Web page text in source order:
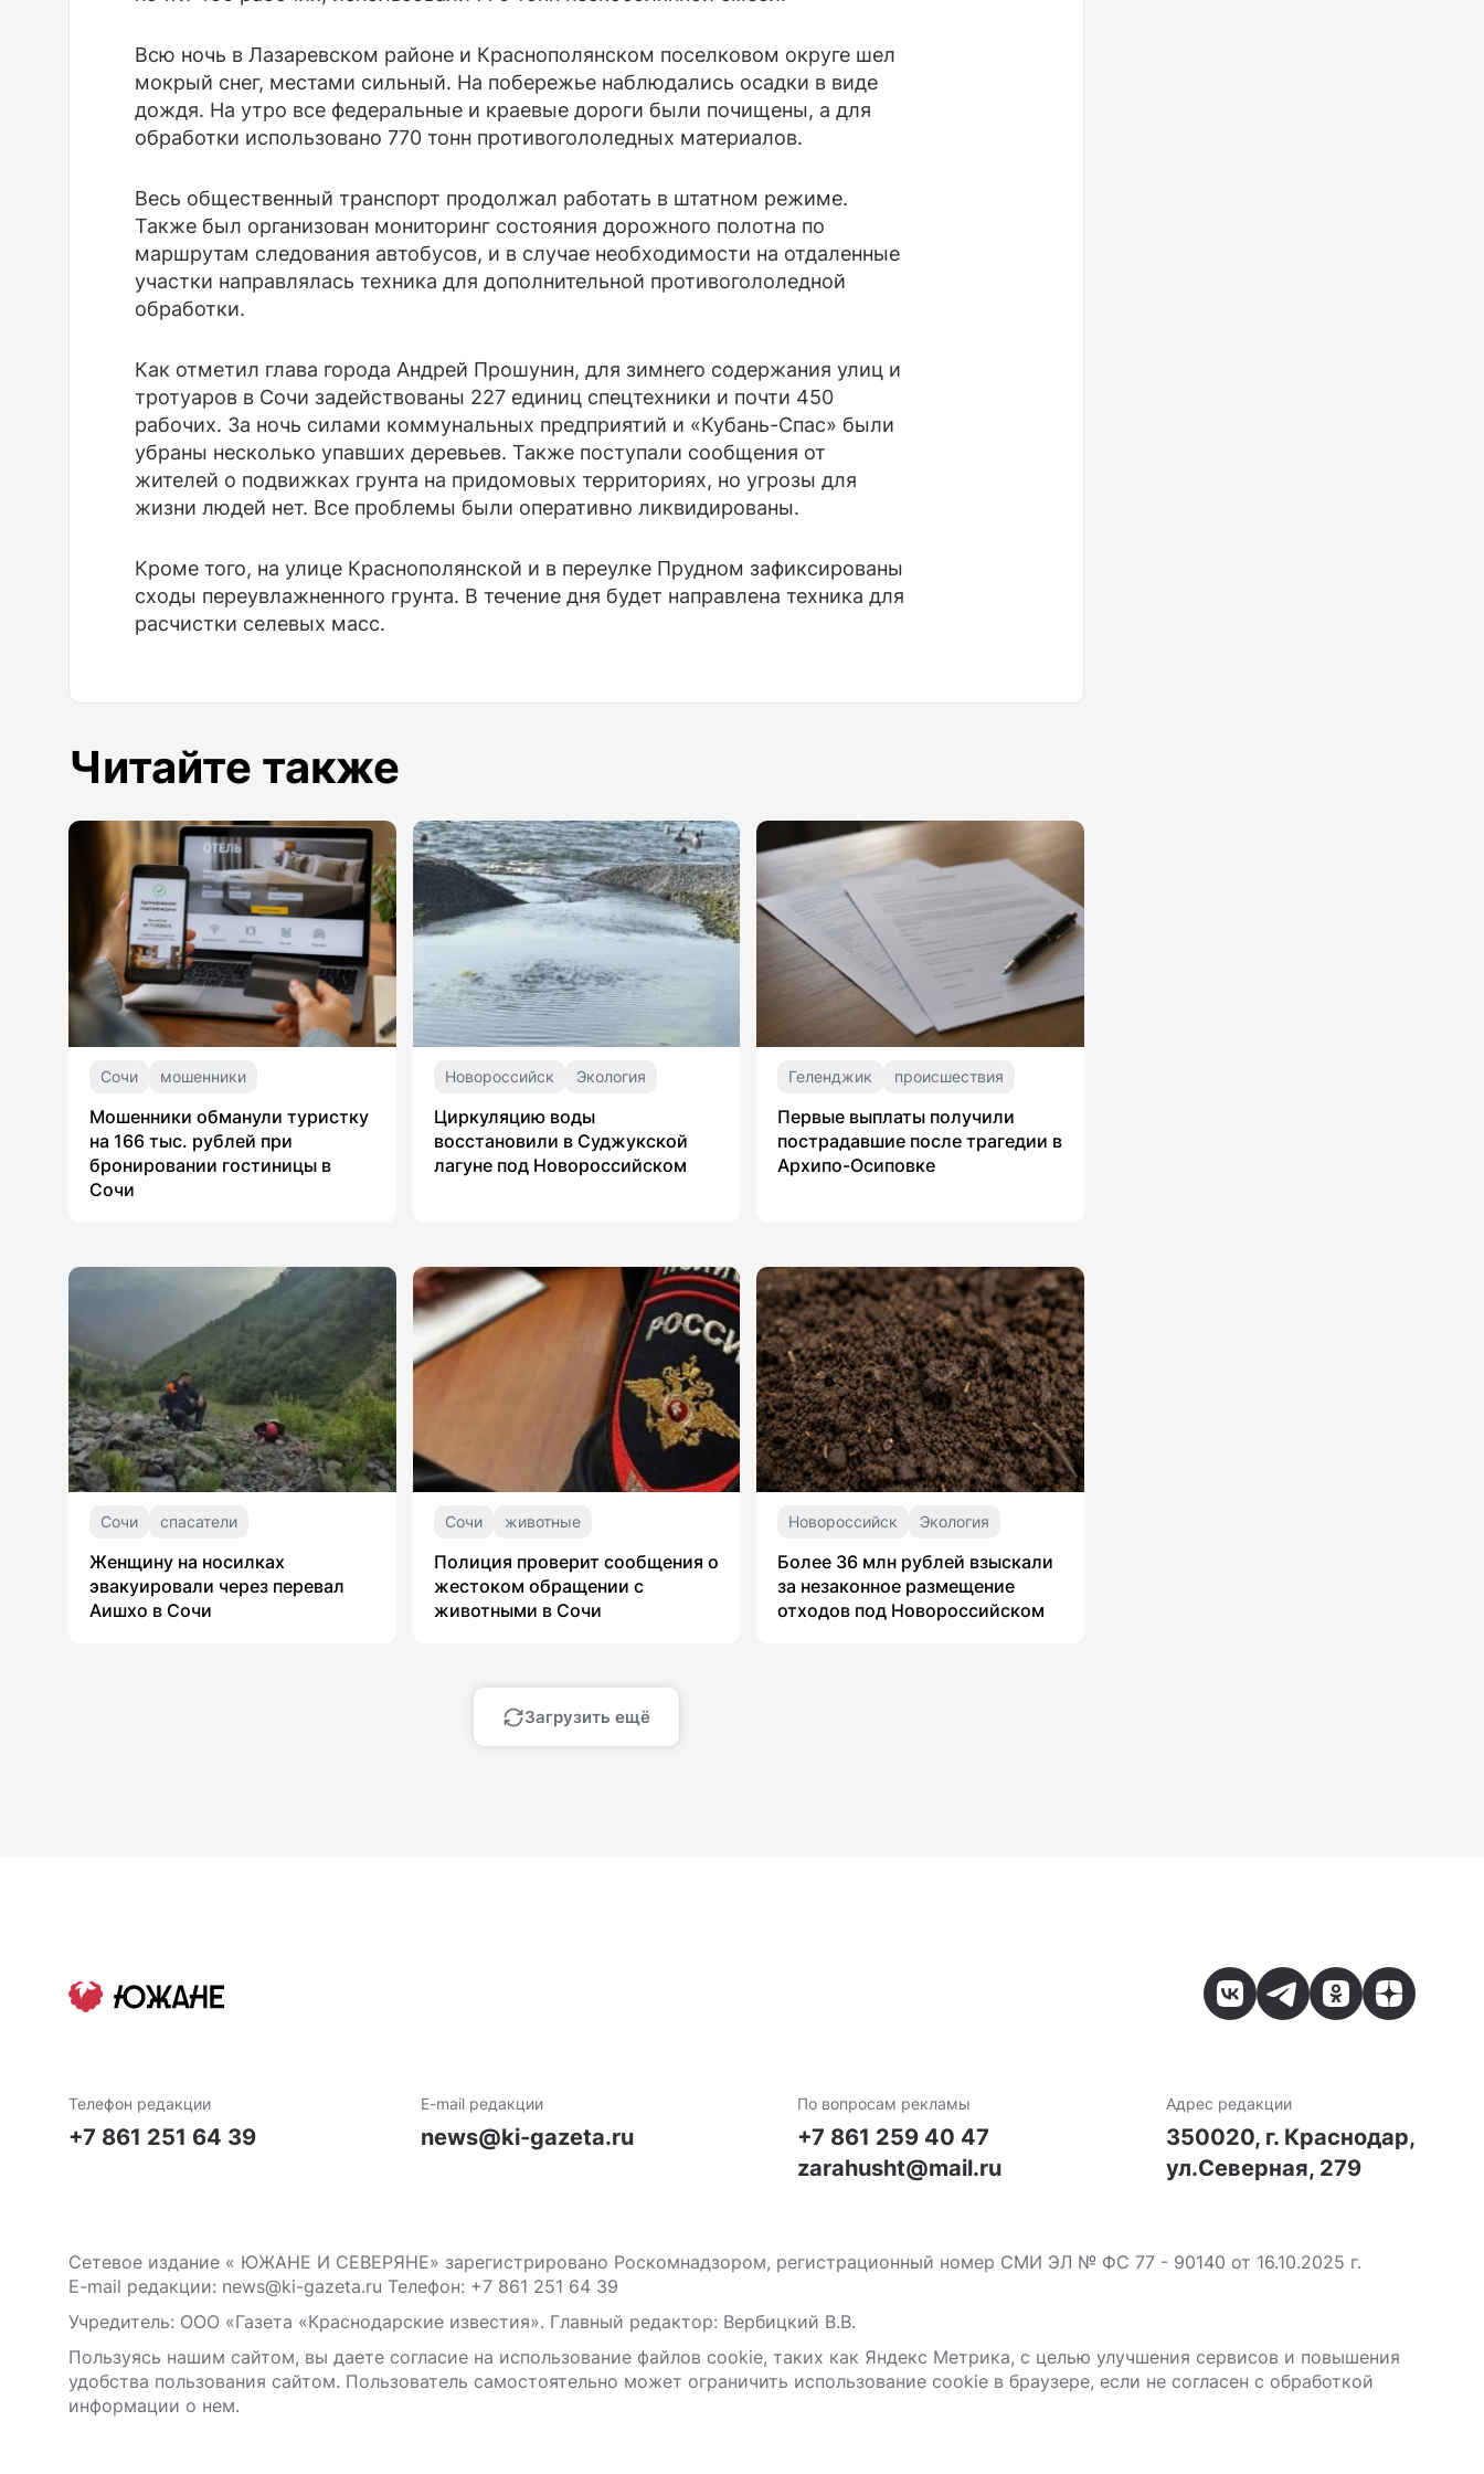
Всю ночь в Лазаревском районе и Краснополянском поселковом округе шел
мокрый снег, местами сильный. На побережье наблюдались осадки в виде
дождя. На утро все федеральные и краевые дороги были почищены, а для
обработки использовано 770 тонн противогололедных материалов.
Весь общественный транспорт продолжал работать в штатном режиме.
Также был организован мониторинг состояния дорожного полотна по
маршрутам следования автобусов, и в случае необходимости на отдаленные
участки направлялась техника для дополнительной противогололедной
обработки.
Как отметил глава города Андрей Прошунин, для зимнего содержания улиц и
тротуаров в Сочи задействованы 227 единиц спецтехники и почти 450
рабочих. За ночь силами коммунальных предприятий и «Кубань-Спас» были
убраны несколько упавших деревьев. Также поступали сообщения от
жителей о подвижках грунта на придомовых территориях, но угрозы для
жизни людей нет. Все проблемы были оперативно ликвидированы.
Кроме того, на улице Краснополянской и в переулке Прудном зафиксированы
сходы переувлажненного грунта. В течение дня будет направлена техника для
расчистки селевых масс.
Читайте также
Сочи мошенники
Мошенники обманули туристку
на 166 тыс. рублей при
бронировании гостиницы в
Сочи
Новороссийск Экология
Циркуляцию воды
восстановили в Суджукской
лагуне под Новороссийском
Геленджик происшествия
Первые выплаты получили
пострадавшие после трагедии в
Архипо-Осиповке
Сочи спасатели
Женщину на носилках
эвакуировали через перевал
Аишхо в Сочи
Сочи животные
Полиция проверит сообщения о
жестоком обращении с
животными в Сочи
Новороссийск Экология
Более 36 млн рублей взыскали
за незаконное размещение
отходов под Новороссийском
Загрузить ещё
Телефон редакции
+7 861 251 64 39
E-mail редакции
news@ki-gazeta.ru
По вопросам рекламы
+7 861 259 40 47
zarahusht@mail.ru
Адрес редакции
350020, г. Краснодар,
ул.Северная, 279
Сетевое издание « ЮЖАНЕ И СЕВЕРЯНЕ» зарегистрировано Роскомнадзором, регистрационный номер СМИ ЭЛ № ФС 77 - 90140 от 16.10.2025 г.
E-mail редакции: news@ki-gazeta.ru Телефон: +7 861 251 64 39
Учредитель: ООО «Газета «Краснодарские известия». Главный редактор: Вербицкий В.В.
Пользуясь нашим сайтом, вы даете согласие на использование файлов сооkіе, таких как Яндекс Метрика, с целью улучшения сервисов и повышения
удобства пользования сайтом. Пользователь самостоятельно может ограничить использование сооkіе в браузере, если не согласен с обработкой
информации о нем.